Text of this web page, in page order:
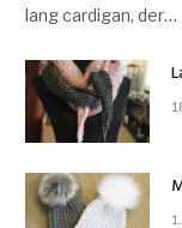
lang cardigan, der…